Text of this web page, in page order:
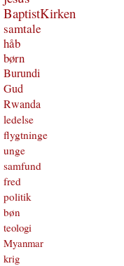
BaptistKirken
samtale
håb
børn
Burundi
Gud
Rwanda
ledelse
flygtninge
unge
samfund
fred
politik
bøn
teologi
Myanmar
krig